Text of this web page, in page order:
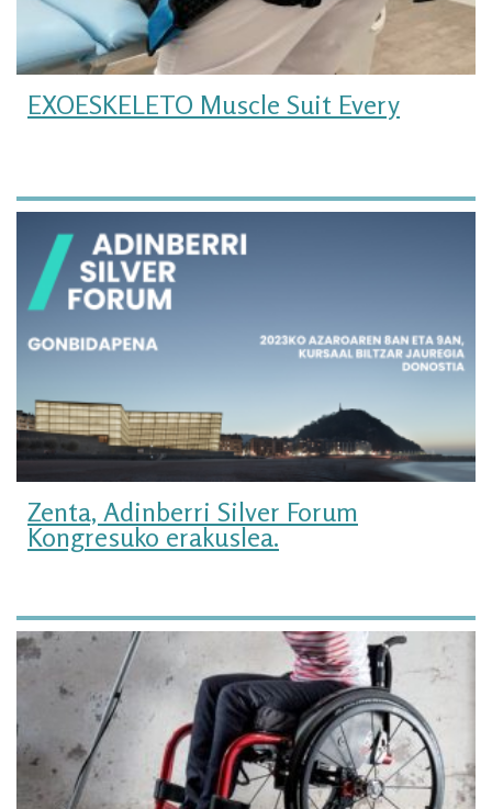
EXOESKELETO Muscle Suit Every
Zenta, Adinberri Silver Forum
Kongresuko erakuslea.